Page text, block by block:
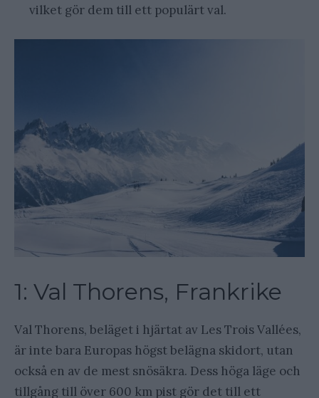
vilket gör dem till ett populärt val.
1: Val Thorens, Frankrike
Val Thorens, beläget i hjärtat av Les Trois Vallées,
är inte bara Europas högst belägna skidort, utan
också en av de mest snösäkra. Dess höga läge och
tillgång till över 600 km pist gör det till ett